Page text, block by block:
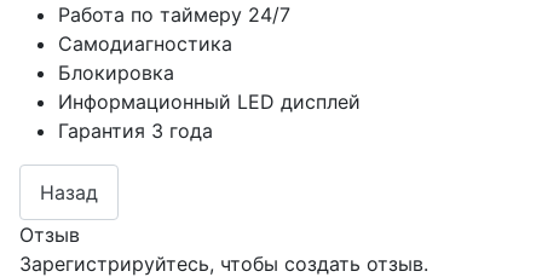
Работа по таймеру 24/7
Самодиагностика
Блокировка
Информационный LED дисплей
Гарантия 3 года
Отзыв
Зарегистрируйтесь, чтобы создать отзыв.